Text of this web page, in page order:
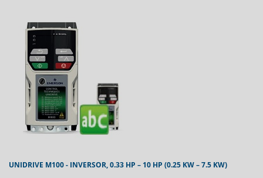
UNIDRIVE M100 - INVERSOR, 0.33 HP – 10 HP (0.25 KW – 7.5 KW)